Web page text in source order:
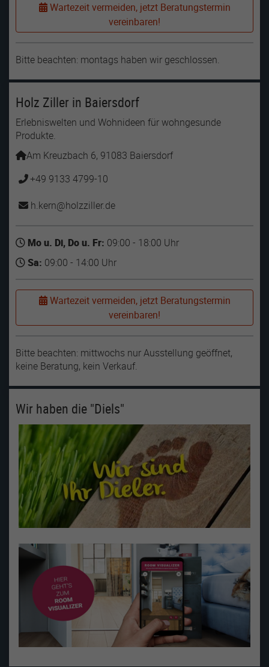
Wartezeit vermeiden, jetzt Beratungstermin
vereinbaren!
Bitte beachten: montags haben wir geschlossen.
Holz Ziller in Baiersdorf
Erlebniswelten und Wohnideen für wohngesunde
Produkte.
Am Kreuzbach 6, 91083 Baiersdorf
+49 9133 4799-10
h.kern holzziller de
Mo u. Di, Do u. Fr: 09:00 - 18:00 Uhr
Sa: 09:00 - 14:00 Uhr
Wartezeit vermeiden, jetzt Beratungstermin
vereinbaren!
Bitte beachten: mittwochs nur Ausstellung geöffnet,
keine Beratung, kein Verkauf.
Wir haben die "Diels"